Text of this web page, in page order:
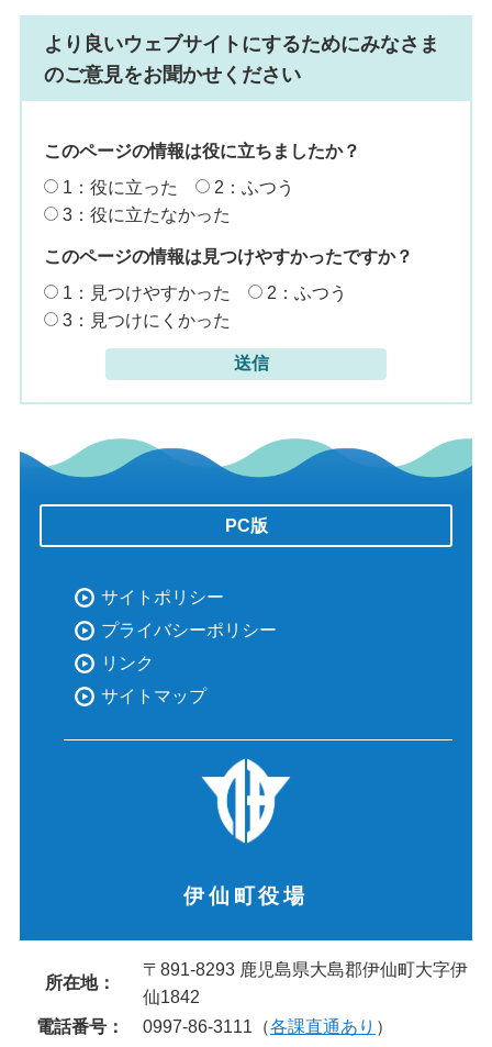
より良いウェブサイトにするためにみなさま
のご意見をお聞かせください
このページの情報は役に立ちましたか？
1：役に立った
2：ふつう
3：役に立たなかった
このページの情報は見つけやすかったですか？
1：見つけやすかった
2：ふつう
3：見つけにくかった
PC版
サイトポリシー
プライバシーポリシー
リンク
サイトマップ
伊仙町役場
所在地：
〒891-8293 鹿児島県大島郡伊仙町大字伊
仙1842
電話番号：
0997-86-3111（各課直通あり ）